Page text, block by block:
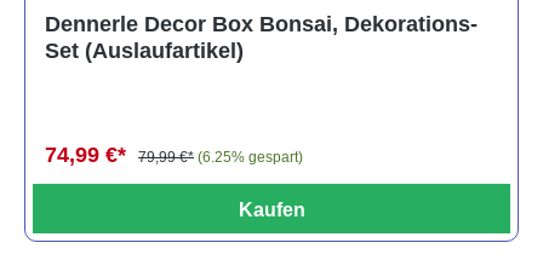
Dennerle Decor Box Bonsai, Dekorations-
Set (Auslaufartikel)
74,99 €* 79,99 €* (6.25% gespart)
Kaufen